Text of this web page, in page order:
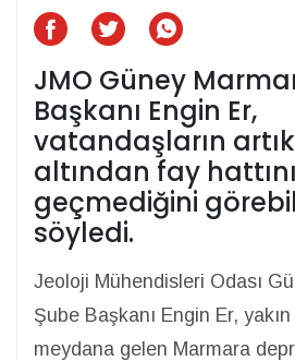
JMO Güney
Başkanı Engin Er,
vatandaşların
altından fay
geçmediğini
söyledi.
Jeoloji Mühendisleri Odası
Şube Başkanı Engin Er,
meydana gelen Marmara